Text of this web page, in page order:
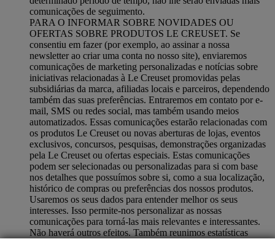
comunicações de seguimento.
PARA O INFORMAR SOBRE NOVIDADES OU
OFERTAS SOBRE PRODUTOS LE CREUSET. Se
consentiu em fazer (por exemplo, ao assinar a nossa
newsletter ao criar uma conta no nosso site), enviaremos
comunicações de marketing personalizadas e notícias sobre
iniciativas relacionadas à Le Creuset promovidas pelas
subsidiárias da marca, afiliadas locais e parceiros, dependendo
também das suas preferências. Entraremos em contato por e-
mail, SMS ou redes social, mas também usando meios
automatizados. Essas comunicações estarão relacionadas com
os produtos Le Creuset ou novas aberturas de lojas, eventos
exclusivos, concursos, pesquisas, demonstrações organizadas
pela Le Creuset ou ofertas especiais. Estas comunicações
podem ser selecionadas ou personalizadas para si com base
nos detalhes que possuímos sobre si, como a sua localização,
histórico de compras ou preferências dos nossos produtos.
Usaremos os seus dados para entender melhor os seus
interesses. Isso permite-nos personalizar as nossas
comunicações para torná-las mais relevantes e interessantes.
Não haverá outros efeitos. Também reunimos estatísticas